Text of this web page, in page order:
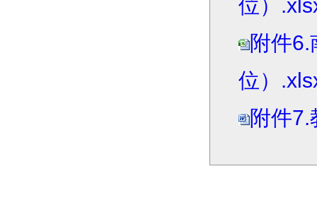
位）
附件
位）
附件